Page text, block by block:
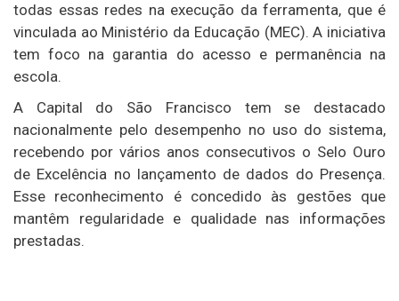
todas essas redes na execução da ferramenta, que é
vinculada ao Ministério da Educação (MEC). A iniciativa
tem foco na garantia do acesso e permanência na
escola.
A Capital do São Francisco tem se destacado
nacionalmente pelo desempenho no uso do sistema,
recebendo por vários anos consecutivos o Selo Ouro
de Excelência no lançamento de dados do Presença.
Esse reconhecimento é concedido às gestões que
mantêm regularidade e qualidade nas informações
prestadas.